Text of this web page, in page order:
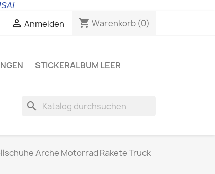
 Anmelden shopping_cart Warenkorb (0)
STICKERALBUM LEER
search
Arche Motorrad Rakete Truck